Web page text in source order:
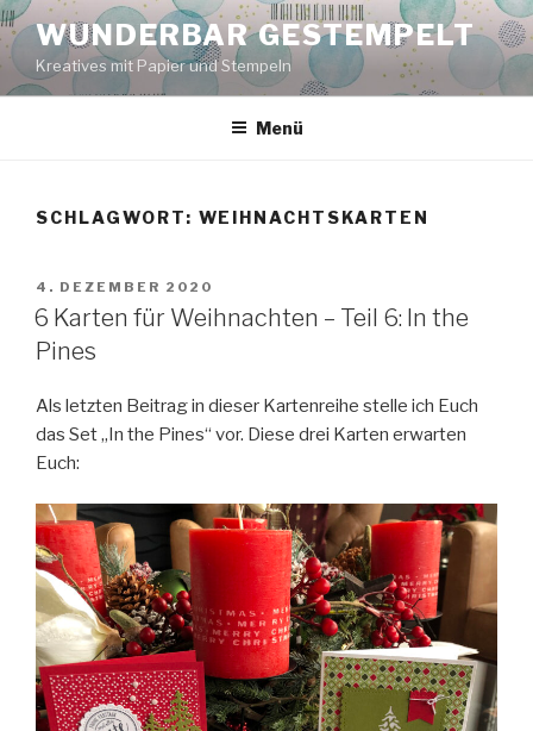
Zum
Inhalt
springen
WUNDERBAR GESTEMPELT
Kreatives mit Papier und Stempeln
Menü
SCHLAGWORT: WEIHNACHTSKARTEN
VERÖFFENTLICHT
AM
4. DEZEMBER 2020
6 Karten für Weihnachten – Teil 6: In the
Pines
Als letzten Beitrag in dieser Kartenreihe stelle ich Euch
das Set „In the Pines“ vor. Diese drei Karten erwarten
Euch: